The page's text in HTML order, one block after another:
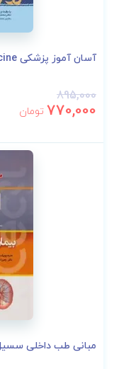
آسان آموز پزشکی abc medicine درس آزمون ارولوژی عمو...
895,000
770,000 تومان
مبانی طب داخلی سسیل 2022 بیماری‌های